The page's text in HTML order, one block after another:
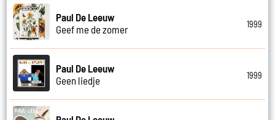
Paul De Leeuw
Geef me de zomer
1999
Paul De Leeuw
Geen liedje
1999